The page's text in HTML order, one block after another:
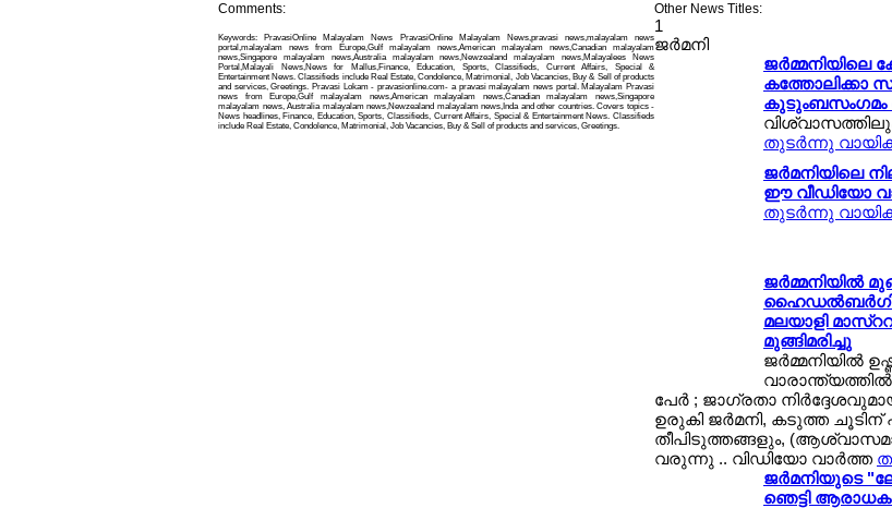
Comments:
Keywords: PravasiOnline Malayalam News PravasiOnline Malayalam News,pravasi news,malayalam news
portal,malayalam news from Europe,Gulf malayalam news,American malayalam news,Canadian malayalam
news,Singapore malayalam news,Australia malayalam news,Newzealand malayalam news,Malayalees News
Portal,Malayali News,News for Mallus,Finance, Education, Sports, Classifieds, Current Affairs, Special &
Entertainment News. Classifieds include Real Estate, Condolence, Matrimonial, Job Vacancies, Buy & Sell of products
and services, Greetings. Pravasi Lokam - pravasionline.com- a pravasi malayalam news portal. Malayalam Pravasi
news from Europe,Gulf malayalam news,American malayalam news,Canadian malayalam news,Singapore
malayalam news, Australia malayalam news,Newzealand malayalam news,Inda and other countries. Covers topics -
News headlines, Finance, Education, Sports, Classifieds, Current Affairs, Special & Entertainment News. Classifieds
include Real Estate, Condolence, Matrimonial, Job Vacancies, Buy & Sell of products and services, Greetings.
Other News Titles:
1
ജര്‍മനി
ജര്‍മ്മനിയിലെ
കത്തോലിക്കാ
കുടുംബസംഗമം
തുടര്‍ന്നു
ജര്‍മനിയിലെ
ഈ വീഡിയോ
തുടര്‍ന്നു
ജര്‍മ്മനിയില്‍
ഹൈഡല്‍ബര്‍ഗില്‍
മലയാളി
മുങ്ങിമരിച്ചു
ജര്‍മ്മനിയില്‍
വാരാന്ത്യത്തില്‍
പേര്‍ ; ജാഗ്രതാ
ഉരുകി ജര്‍മനി, കടുത്ത ചൂടിന്
തീപിടുത്തങ്ങളും,
വരുന്നു .. വിഡിയോ വാര്‍ത്ത
ജര്‍മനിയുടെ
ഞെട്ടി